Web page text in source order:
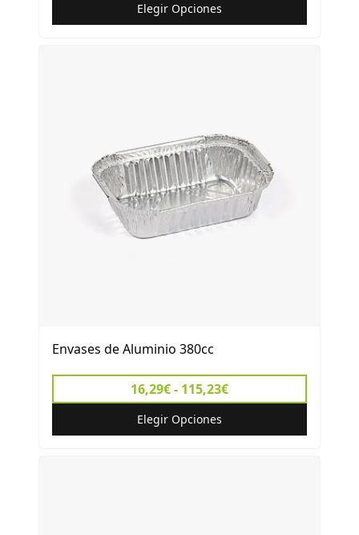
Elegir Opciones
Envases de Aluminio 380cc
16,29€ - 115,23€
Elegir Opciones